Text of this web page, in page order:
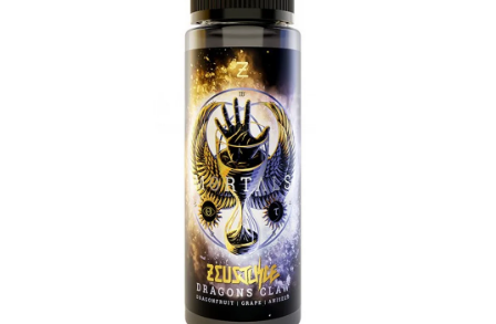
DÁRKOVÉ VOUCHERY
ATOMIZÉRY A CARTRIDGE
BATERIE A NABÍJEČKY